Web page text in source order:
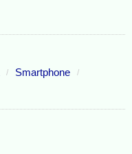
Smartphone